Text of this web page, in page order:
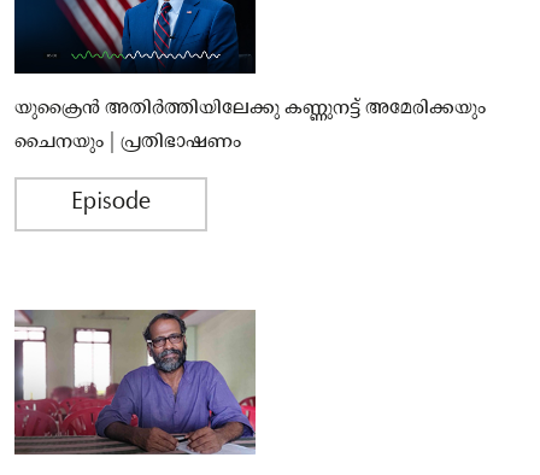
യുക്രൈന്‍ അതിര്‍ത്തിയിലേക്കു കണ്ണുനട്ട് അമേരിക്കയും
ചൈനയും | പ്രതിഭാഷണം
Episode